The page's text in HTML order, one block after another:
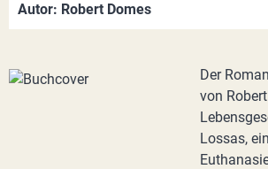
Autor: Robert Domes
Der
von
Lossas,